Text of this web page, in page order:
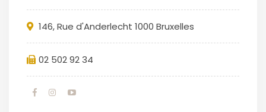
146, Rue d'Anderlecht 1000 Bruxelles
02 502 92 34